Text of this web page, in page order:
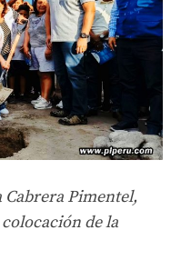
Cabrera Pimentel,
de la